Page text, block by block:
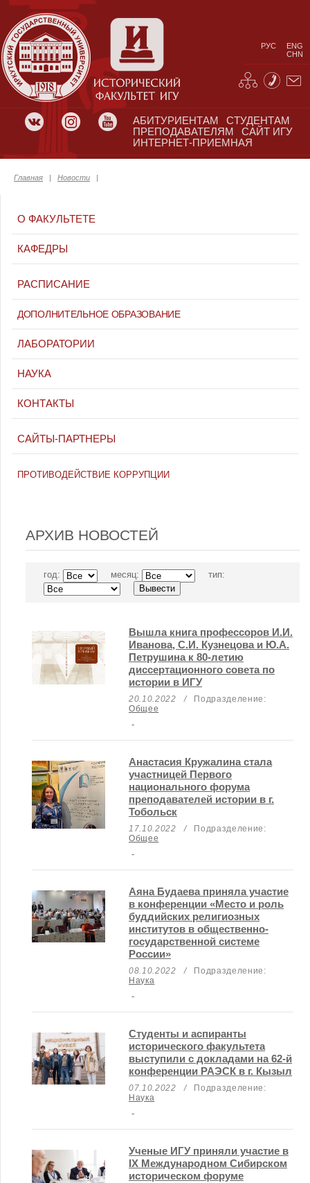
РУС
ENG
CHN
АБИТУРИЕНТАМ
СТУДЕНТАМ
ПРЕПОДАВАТЕЛЯМ
САЙТ ИГУ
ИНТЕРНЕТ-ПРИЕМНАЯ
Главная | Новости |
О ФАКУЛЬТЕТЕ
КАФЕДРЫ
РАСПИСАНИЕ
ДОПОЛНИТЕЛЬНОЕ ОБРАЗОВАНИЕ
ЛАБОРАТОРИИ
НАУКА
КОНТАКТЫ
САЙТЫ-ПАРТНЕРЫ
ПРОТИВОДЕЙСТВИЕ КОРРУПЦИИ
АРХИВ НОВОСТЕЙ
год: месяц: тип:
Вышла книга профессоров И.И.
Иванова, С.И. Кузнецова и Ю.А.
Петрушина к 80-летию
диссертационного совета по
истории в ИГУ
20.10.2022 /Подразделение:
Общее
-
Анастасия Кружалина стала
участницей Первого
национального форума
преподавателей истории в г.
Тобольск
17.10.2022 /Подразделение:
Общее
-
Аяна Будаева приняла участие
в конференции «Место и роль
буддийских религиозных
институтов в общественно-
государственной системе
России»
08.10.2022 /Подразделение:
Наука
-
Студенты и аспиранты
исторического факультета
выступили с докладами на 62-й
конференции РАЭСК в г. Кызыл
07.10.2022 /Подразделение:
Наука
-
Ученые ИГУ приняли участие в
IX Международном Сибирском
историческом форуме